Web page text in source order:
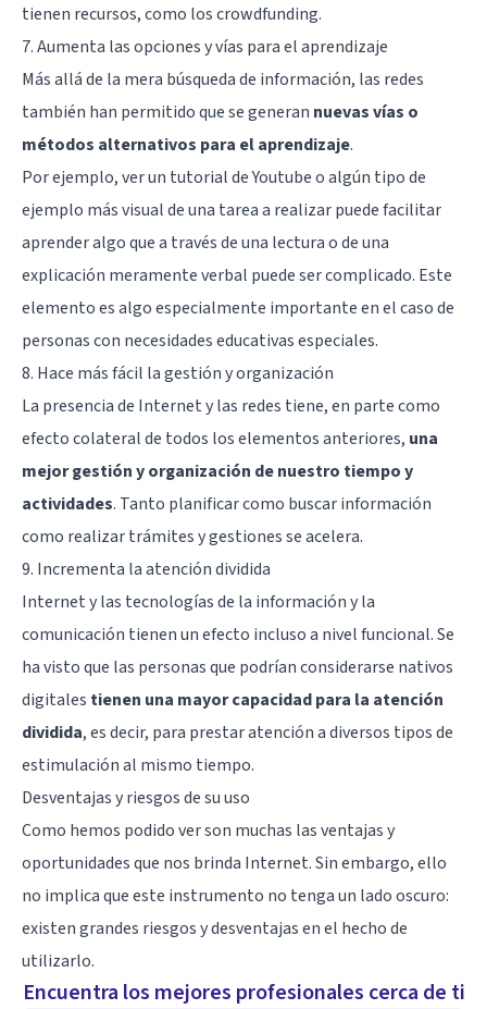
tienen recursos, como los crowdfunding.
7. Aumenta las opciones y vías para el aprendizaje
Más allá de la mera búsqueda de información, las redes
también han permitido que se generan nuevas vías o
métodos alternativos para el aprendizaje.
Por ejemplo, ver un tutorial de Youtube o algún tipo de
ejemplo más visual de una tarea a realizar puede facilitar
aprender algo que a través de una lectura o de una
explicación meramente verbal puede ser complicado. Este
elemento es algo especialmente importante en el caso de
personas con necesidades educativas especiales.
8. Hace más fácil la gestión y organización
La presencia de Internet y las redes tiene, en parte como
efecto colateral de todos los elementos anteriores, una
mejor gestión y organización de nuestro tiempo y
actividades. Tanto planificar como buscar información
como realizar trámites y gestiones se acelera.
9. Incrementa la atención dividida
Internet y las tecnologías de la información y la
comunicación tienen un efecto incluso a nivel funcional. Se
ha visto que las personas que podrían considerarse nativos
digitales tienen una mayor capacidad para la atención
dividida, es decir, para prestar atención a diversos tipos de
estimulación al mismo tiempo.
Desventajas y riesgos de su uso
Como hemos podido ver son muchas las ventajas y
oportunidades que nos brinda Internet. Sin embargo, ello
no implica que este instrumento no tenga un lado oscuro:
existen grandes riesgos y desventajas en el hecho de
utilizarlo.
Encuentra los mejores profesionales cerca de ti